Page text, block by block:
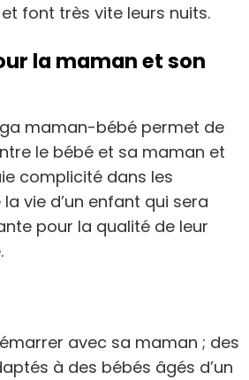
font très vite leurs nuits.
la maman et son
maman-bébé permet de
le bébé et sa maman et
complicité dans les
vie d’un enfant qui sera
pour la qualité de leur
avec sa maman ; des
à des bébés âgés d’un